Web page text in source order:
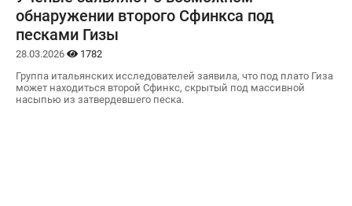
обнаружении второго Сфинкса под
песками Гизы
28.03.2026
1782
Группа итальянских исследователей заявила, что под плато Гиза
может находиться второй Сфинкс, скрытый под массивной
насыпью из затвердевшего песка.